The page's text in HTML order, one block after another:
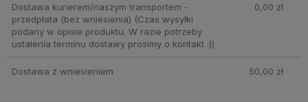
Dostawa kurierem/naszym transportem -
przedpłata (bez wniesienia) (Czas wysyłki
podany w opisie produktu. W razie potrzeby
ustalenia terminu dostawy prosimy o kontakt :))
0,00 zł
Dostawa z wniesieniem 50,00 zł